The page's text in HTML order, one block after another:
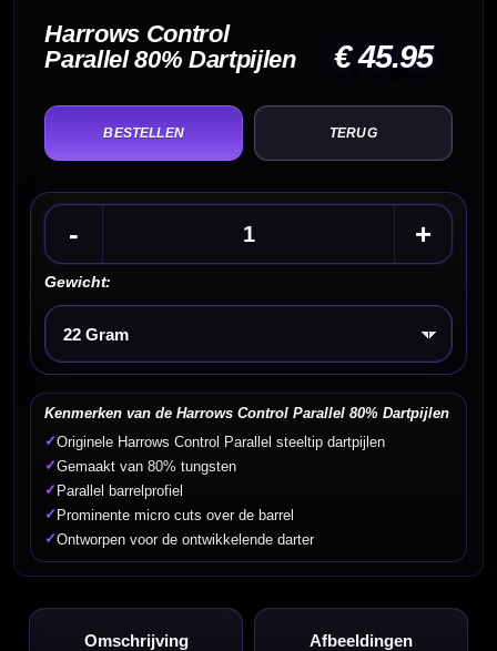
Harrows Control
Parallel 80% Dartpijlen
€ 45.95
TERUG
- +
Gewicht:
Kies een optie
Kenmerken van de Harrows Control Parallel 80% Dartpijlen
✓Originele Harrows Control Parallel steeltip dartpijlen
✓Gemaakt van 80% tungsten
✓ Parallel barrelprofiel
✓ Prominente micro cuts over de barrel
✓Ontworpen voor de ontwikkelende darter
Omschrijving Afbeeldingen